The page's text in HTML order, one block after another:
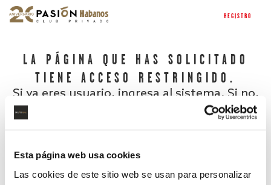
Esta página web usa cookies
Las cookies de este sitio web se usan para personalizar
REGISTRO
LA PÁGINA QUE HAS SOLICITADO
TIENE ACCESO RESTRINGIDO.
Si ya eres usuario, ingresa al sistema. Si no,